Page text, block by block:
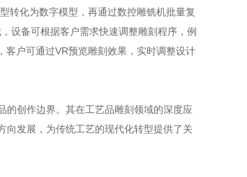
化为数字模型，再通过数控雕铣机批量复
设备可根据客户需求快速调整雕刻程序，例
户可通过VR预览雕刻效果，实时调整设计
创作边界。其在工艺品雕刻领域的深度应
向发展，为传统工艺的现代化转型提供了关